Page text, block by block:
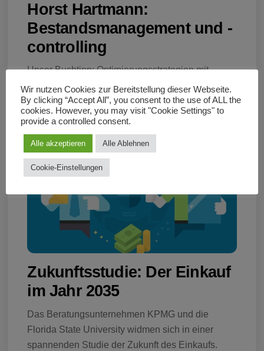
Horst Hartmann:
Bestandsmanagement und -
controlling
Unser Buchtipp: Optimierungsstrategien mit
Beispielen aus der Praxis
Zukunftsstudie: Der Einkauf
im Jahr 2035
Das Beratungsunternehmen KPMG und die
Florida State University widmen sich in einer
spannenden Studie der Zukunft des Einkaufs.
Wir nutzen Cookies zur Bereitstellung dieser Webseite.
By clicking “Accept All”, you consent to the use of ALL the
cookies. However, you may visit "Cookie Settings" to
provide a controlled consent.
Alle akzeptieren Alle Ablehnen
Cookie-Einstellungen